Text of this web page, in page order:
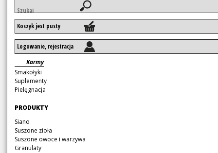
kluczowe
Koszyk jest pusty
Logowanie, rejestracja
Pomiń
nawigację
Karmy
Smakołyki
Suplementy
Pielęgnacja
Pomiń
nawigację
PRODUKTY
Pomiń
nawigację
Siano
Suszone zioła
Suszone owoce i warzywa
Granulaty